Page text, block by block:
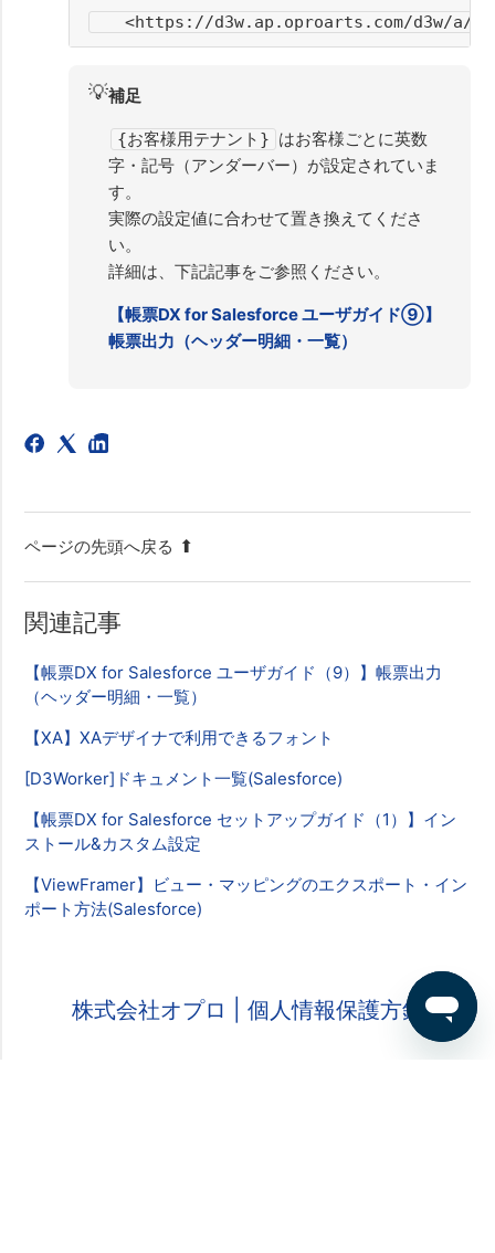
<https://d3w.ap.oproarts.com/d3w/a/{
💡補足
{お客様用テナント} はお客様ごとに英数
字・記号（アンダーバー）が設定されていま
す。
実際の設定値に合わせて置き換えてくださ
い。
詳細は、下記記事をご参照ください。
【帳票DX for Salesforce ユーザガイド⑨】
帳票出力（ヘッダー明細・一覧）
ページの先頭へ戻る
関連記事
【帳票DX for Salesforce ユーザガイド（9）】帳票出力
（ヘッダー明細・一覧）
【XA】XAデザイナで利用できるフォント
[D3Worker]ドキュメント一覧(Salesforce)
【帳票DX for Salesforce セットアップガイド（1）】イン
ストール&カスタム設定
【ViewFramer】ビュー・マッピングのエクスポート・イン
ポート方法(Salesforce)
株式会社オプロ | 個人情報保護方針